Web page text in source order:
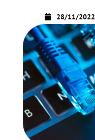
28/11/2022